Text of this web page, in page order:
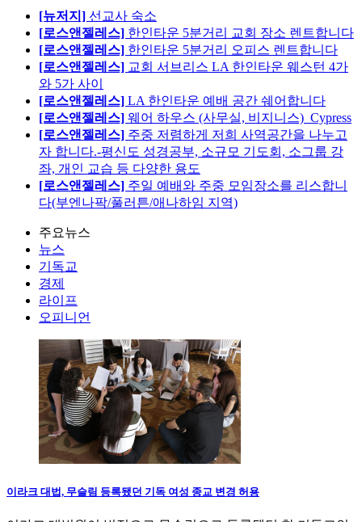
[뉴저지] 선교사 숙소
[로스앤젤레스] 한인타운 5분거리 교회 장소 렌트합니다
[로스앤젤레스] 한인타운 5분거리 오피스 렌트합니다
[로스앤젤레스] 교회 서브리스 LA 한인타운 웨스턴 4가
와 5가 사이
[로스앤젤레스] LA 한인타운 예배 공간 쉐어합니다
[로스앤젤레스] 웨어 하우스 (사무실, 비지니스)_Cypress
[로스앤젤레스] 주중 저렴하게 저희 사역공간을 나누고
자 합니다.-평신도 성경공부, 소규모 기도회, 소그룹 강
좌, 개인 교습 등 다양한 용도
[로스앤젤레스] 주일 예배와 주중 모임장소를 리스합니
다(부엔나팍/풀러튼/애나하임 지역)
주요뉴스
뉴스
기독교
경제
라이프
오피니언
이라크 대법, 무슬림 등록됐던 기독 여성 종교 변경 허용